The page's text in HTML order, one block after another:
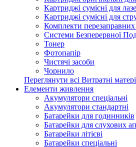
Картриджі сумісні для
Картриджі сумісні для
Комплекти
Системи Безперервної
Тонер
Фотопапір
Чистячі засоби
Чорнило
Переглянути всі Витратні
Елементи живлення
Акумулятори спеціальні
Акумулятори стандартні
Батарейки для годинників
Батарейки для слухових
Батарейки літієві
Батарейки спеціальні